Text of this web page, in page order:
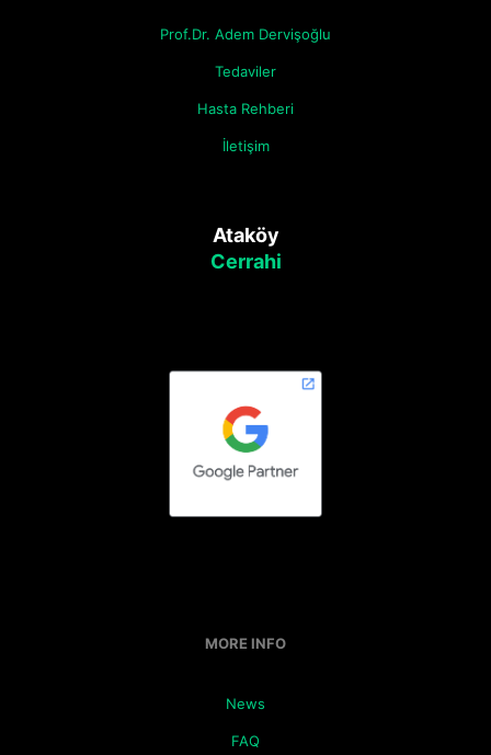
Prof.Dr. Adem Dervişoğlu
Tedaviler
Hasta Rehberi
İletişim
Ataköy
Cerrahi
MORE INFO
News
FAQ